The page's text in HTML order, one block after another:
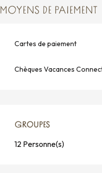
MOYENS DE PAIEMENT
Cartes de paiement
Chèques Vacances
GROUPES
GROUPES
12 Personne(s)